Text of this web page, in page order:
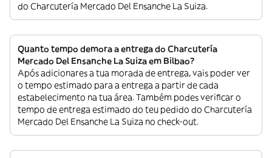
do Charcutería Mercado Del Ensanche La Suiza.
Quanto tempo demora a entrega do Charcutería
Mercado Del Ensanche La Suiza em Bilbao?
Após adicionares a tua morada de entrega, vais poder ver
o tempo estimado para a entrega a partir de cada
estabelecimento na tua área. Também podes verificar o
tempo de entrega estimado do teu pedido do Charcutería
Mercado Del Ensanche La Suiza no check-out.